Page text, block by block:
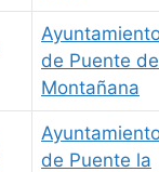
de Puente de
Montañana
de Puente la